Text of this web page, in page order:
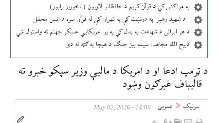
په مراکش کې د قرآن کریم د حافظانو لاریون (انځوریز راپور)
د شهید رهبر په درنښت کې په تهران کې له قرآن سره د انس محفل
د هر ایرانی د شهادت په بدل کې به یو امریکایي عسکر جهنم ته واستول شي
ذبیح الله مجاهد: سیمه ییز جنګ د هیچا په ګټه نه دی
د ټرمپ ادعا او د امریکا د مالیې وزیر سپکو خبرو ته
قالیباف غبرګون وښود
سرلیک عمومی 14:00 - May 02, 2026